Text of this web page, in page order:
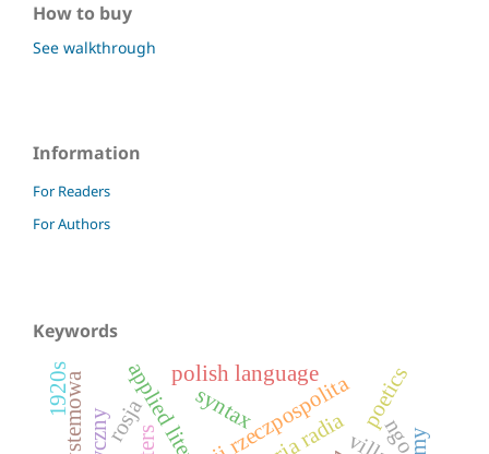
How to buy
See walkthrough
Information
For Readers
For Authors
Keywords
ii rzeczpospolita
syntax
polish language
rosja poetics
1920s
ngo